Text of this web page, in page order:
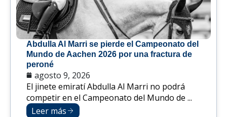
Abdulla Al Marri se pierde el Campeonato del
Mundo de Aachen 2026 por una fractura de
peroné
agosto 9, 2026
El jinete emiratí Abdulla Al Marri no podrá
competir en el Campeonato del Mundo de ...
Leer más